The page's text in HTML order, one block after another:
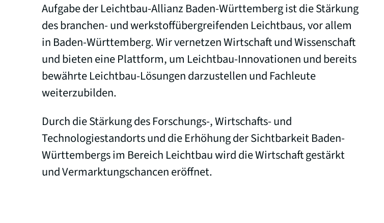
Aufgabe der Leichtbau-Allianz Baden-Württemberg ist die Stärkung
des branchen- und werkstoffübergreifenden Leichtbaus, vor allem
in Baden-Württemberg. Wir vernetzen Wirtschaft und Wissenschaft
und bieten eine Plattform, um Leichtbau-Innovationen und bereits
bewährte Leichtbau-Lösungen darzustellen und Fachleute
weiterzubilden.
Durch die Stärkung des Forschungs-, Wirtschafts- und
Technologiestandorts und die Erhöhung der Sichtbarkeit Baden-
Württembergs im Bereich Leichtbau wird die Wirtschaft gestärkt
und Vermarktungschancen eröffnet.